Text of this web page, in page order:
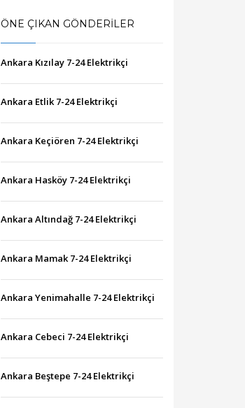
ÖNE ÇIKAN GÖNDERILER
Ankara Kızılay 7-24 Elektrikçi
Ankara Etlik 7-24 Elektrikçi
Ankara Keçiören 7-24 Elektrikçi
Ankara Hasköy 7-24 Elektrikçi
Ankara Altındağ 7-24 Elektrikçi
Ankara Mamak 7-24 Elektrikçi
Ankara Yenimahalle 7-24 Elektrikçi
Ankara Cebeci 7-24 Elektrikçi
Ankara Beştepe 7-24 Elektrikçi